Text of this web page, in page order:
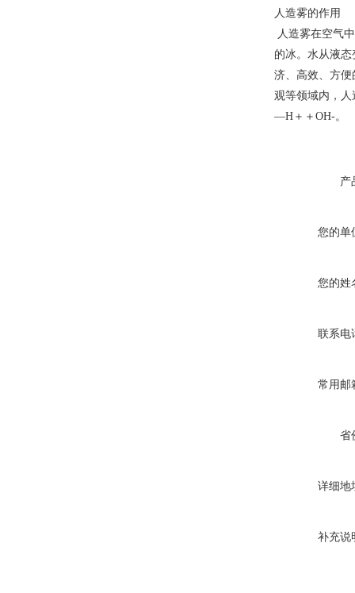
人造雾的作用
人造雾在空气
的冰。水从液
济、高效、方
观等领域内，
—H＋＋OH-。
产
您的单
您的姓
联系电
常用邮
省
详细地
补充说